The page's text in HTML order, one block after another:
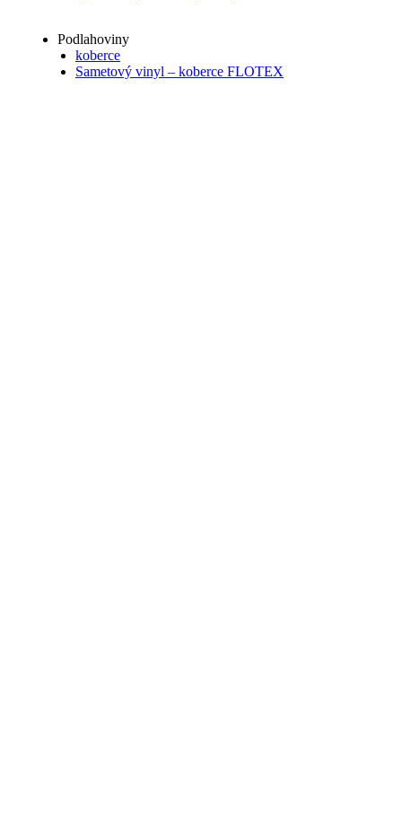
Podlahoviny
koberce
Sametový vinyl – koberce FLOTEX